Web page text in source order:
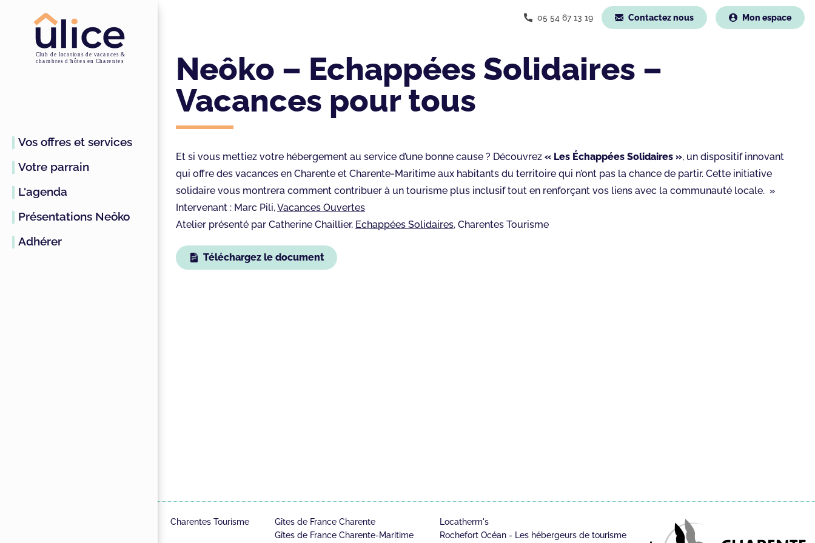
Vos offres et services
Votre parrain
L'agenda
Présentations Neôko
Adhérer
05 54 67 13 19 Contactez nous Mon espace
Neôko – Echappées Solidaires –
Vacances pour tous
Et si vous mettiez votre hébergement au service d’une bonne cause ? Découvrez « Les Échappées Solidaires », un dispositif innovant
qui offre des vacances en Charente et Charente-Maritime aux habitants du territoire qui n’ont pas la chance de partir. Cette initiative
solidaire vous montrera comment contribuer à un tourisme plus inclusif tout en renforçant vos liens avec la communauté locale. »
Intervenant : Marc Pili,Vacances Ouvertes
Atelier présenté par Catherine Chaillier, Echappées Solidaires, Charentes Tourisme
Téléchargez le document
Charentes Tourisme
Gîtes de France Charente
Gîtes de France Charente-Maritime
Locatherm's
Rochefort Océan - Les hébergeurs de tourisme